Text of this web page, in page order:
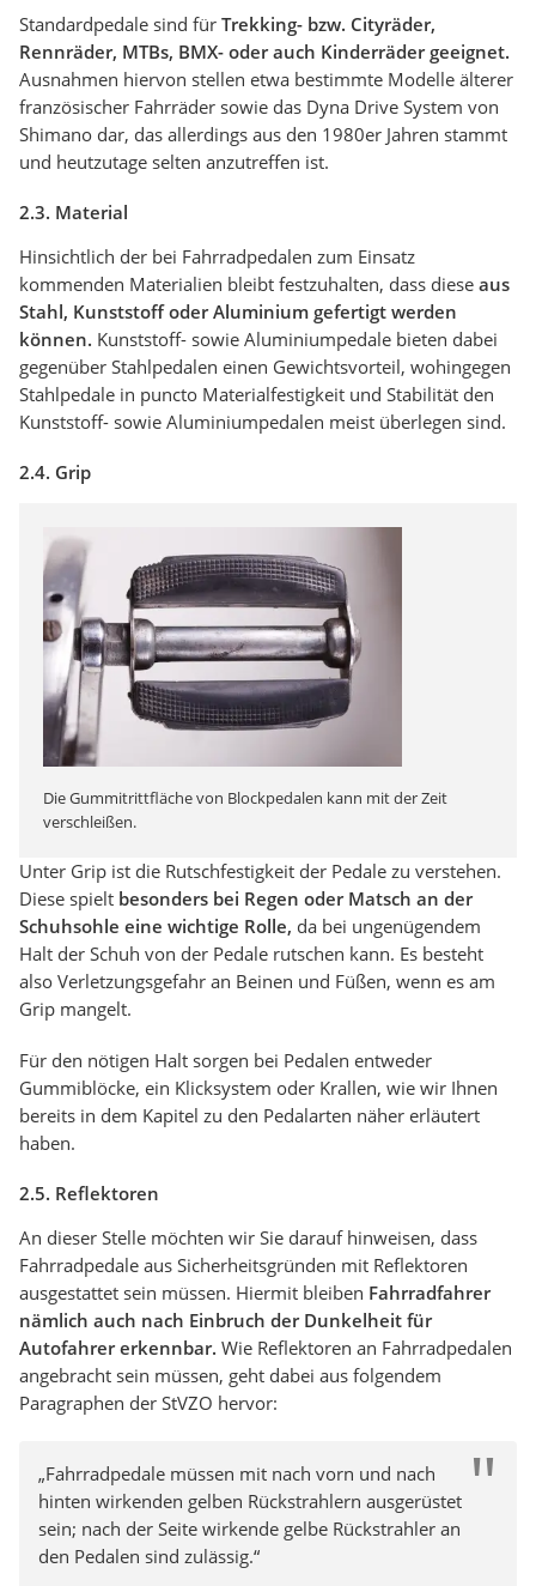
Standardpedale sind für Trekking- bzw. Cityräder,
Rennräder, MTBs, BMX- oder auch Kinderräder geeignet.
Ausnahmen hiervon stellen etwa bestimmte Modelle älterer
französischer Fahrräder sowie das Dyna Drive System von
Shimano dar, das allerdings aus den 1980er Jahren stammt
und heutzutage selten anzutreffen ist.
2.3. Material
Hinsichtlich der bei Fahrradpedalen zum Einsatz
kommenden Materialien bleibt festzuhalten, dass diese aus
Stahl, Kunststoff oder Aluminium gefertigt werden
können. Kunststoff- sowie Aluminiumpedale bieten dabei
gegenüber Stahlpedalen einen Gewichtsvorteil, wohingegen
Stahlpedale in puncto Materialfestigkeit und Stabilität den
Kunststoff- sowie Aluminiumpedalen meist überlegen sind.
2.4. Grip
Die Gummitrittfläche von Blockpedalen kann mit der Zeit
verschleißen.
Unter Grip ist die Rutschfestigkeit der Pedale zu verstehen.
Diese spielt besonders bei Regen oder Matsch an der
Schuhsohle eine wichtige Rolle, da bei ungenügendem
Halt der Schuh von der Pedale rutschen kann. Es besteht
also Verletzungsgefahr an Beinen und Füßen, wenn es am
Grip mangelt.
Für den nötigen Halt sorgen bei Pedalen entweder
Gummiblöcke, ein Klicksystem oder Krallen, wie wir Ihnen
bereits in dem Kapitel zu den Pedalarten näher erläutert
haben.
2.5. Reflektoren
An dieser Stelle möchten wir Sie darauf hinweisen, dass
Fahrradpedale aus Sicherheitsgründen mit Reflektoren
ausgestattet sein müssen. Hiermit bleiben Fahrradfahrer
nämlich auch nach Einbruch der Dunkelheit für
Autofahrer erkennbar. Wie Reflektoren an Fahrradpedalen
angebracht sein müssen, geht dabei aus folgendem
Paragraphen der StVZO hervor:
„Fahrradpedale müssen mit nach vorn und nach
hinten wirkenden gelben Rückstrahlern ausgerüstet
sein; nach der Seite wirkende gelbe Rückstrahler an
den Pedalen sind zulässig.“